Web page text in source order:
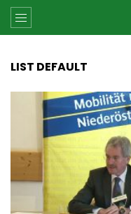
LIST DEFAULT